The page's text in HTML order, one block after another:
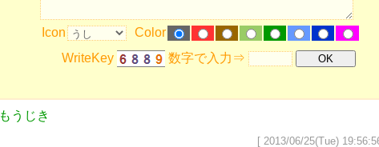
Icon
Color
WriteKey
数字で入力⇒
もうじき
[ 2013/06/25(Tue)